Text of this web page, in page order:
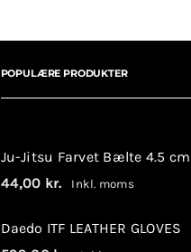
POPULÆRE PRODUKTER
Ju-Jitsu Farvet Bælte 4.5 cm
44,00 kr. Inkl. moms
Daedo ITF LEATHER GLOVES